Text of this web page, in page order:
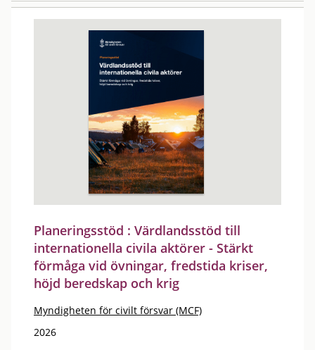
Planeringsstöd : Värdlandsstöd till
internationella civila aktörer - Stärkt
förmåga vid övningar, fredstida kriser,
höjd beredskap och krig
Myndigheten för civilt försvar (MCF)
2026